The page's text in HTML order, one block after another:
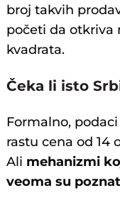
broj takvih
početi da otkriva
kvadrata.
Čeka li isto
Formalno,
rastu cena od 14
Ali mehanizmi
veoma su